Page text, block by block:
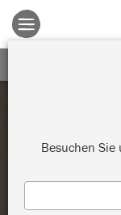
Es gelten die
hierfür weitere
Besuchen Sie